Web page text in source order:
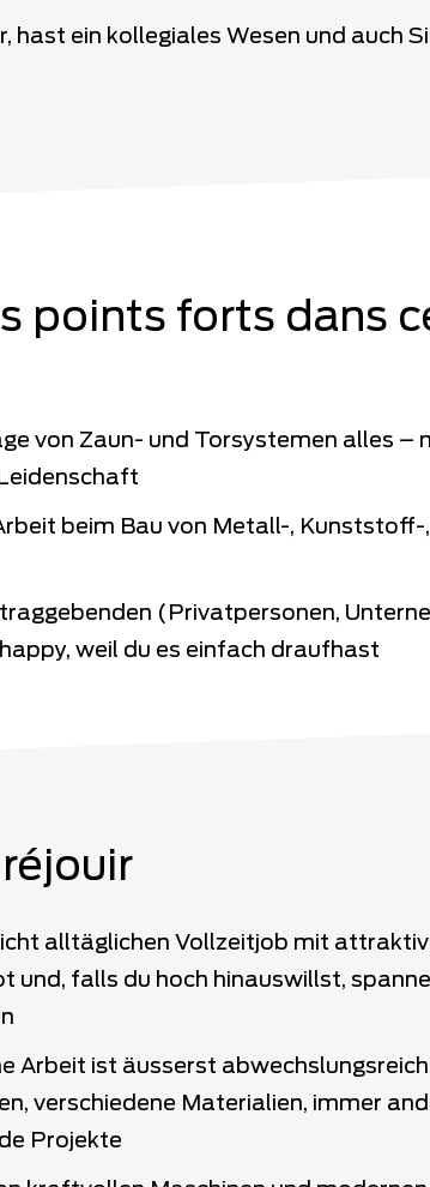
hast ein kollegiales Wesen und auch
points forts dans
von Zaun- und Torsystemen alles –
beim Bau von Metall-, Kunststoff-
(Privatpersonen,
weil du es einfach draufhast
alltäglichen Vollzeitjob mit
und, falls du hoch hinauswillst,
Arbeit ist äusserst
verschiedene Materialien, immer
Projekte